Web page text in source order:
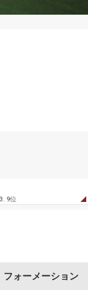
9位
フォーメーション